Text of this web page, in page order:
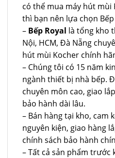
có thể mua máy hút mùi
thì bạn nên lựa chọn Bếp
– Bếp Royal là tổng kho
Nội, HCM, Đà Nẵng
hút mùi Kocher chính
– Chúng tôi có 15 năm
ngành thiết bị nhà bếp.
chuyên môn cao, giao
bảo hành dài lâu.
– Bán hàng tại kho, cam
nguyên kiện, giao hàng
chính sách bảo hành
– Tất cả sản phẩm trước